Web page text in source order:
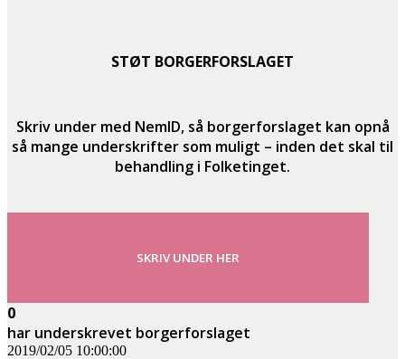
STØT BORGERFORSLAGET
Skriv under med NemID, så borgerforslaget kan opnå
så mange underskrifter som muligt – inden det skal til
behandling i Folketinget.
SKRIV UNDER HER
0
har underskrevet borgerforslaget
2019/02/05 10:00:00